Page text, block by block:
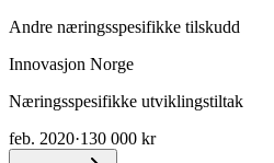
Andre næringsspesifikke tilskudd
Innovasjon Norge
Næringsspesifikke utviklingstiltak
feb. 2020·130 000 kr